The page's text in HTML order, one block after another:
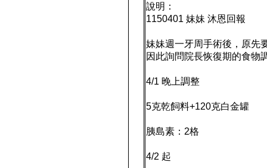
說明：
1150401 妹妹 沐恩回報
妹妹週一牙周手術後，原先
因此詢問院長恢復期的食物
4/1 晚上調整
5克乾飼料+120克白金罐
胰島素：2格
4/2 起